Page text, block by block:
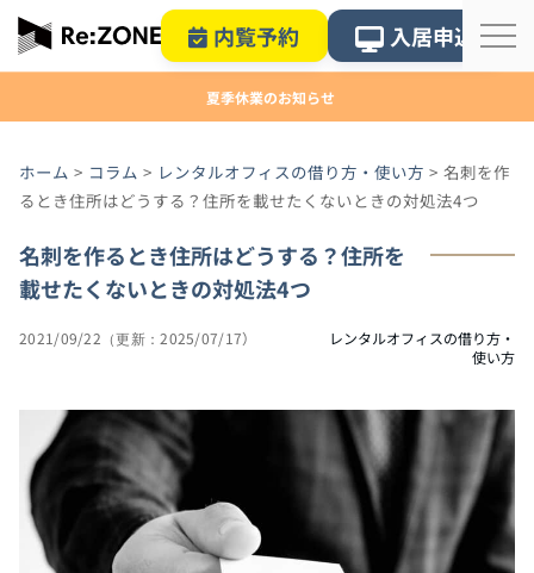
内覧予約 入居申込
夏季休業のお知らせ
ホーム > コラム > レンタルオフィスの借り方・使い方 > 名刺を作
るとき住所はどうする？住所を載せたくないときの対処法4つ
名刺を作るとき住所はどうする？住所を
載せたくないときの対処法4つ
2021/09/22 2025/07/17
レンタルオフィスの借り方・
使い方